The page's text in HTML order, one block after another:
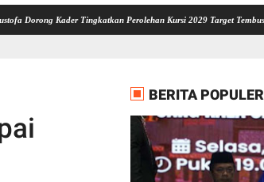
Kader Tingkatkan Perolehan Kursi 2029 Target Tembus 4 Besar
BERITA POPULER